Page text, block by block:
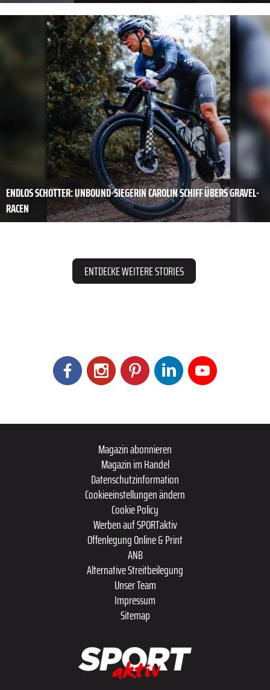
ENDLOS SCHOTTER: UNBOUND-SIEGERIN CAROLIN SCHIFF ÜBERS GRAVEL-
RACEN
ENTDECKE WEITERE STORIES
Magazin abonnieren
Magazin im Handel
Datenschutzinformation
Cookieeinstellungen ändern
Cookie Policy
Werben auf SPORTaktiv
Offenlegung Online & Print
ANB
Alternative Streitbeilegung
Unser Team
Impressum
Sitemap